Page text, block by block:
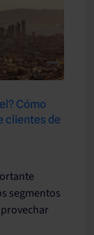
Cómo
clientes de
segmentos